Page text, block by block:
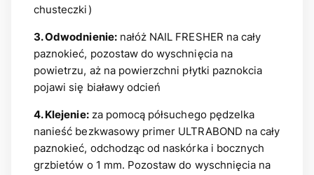
chusteczki)
3. Odwodnienie:nałóż NAIL FRESHER na cały
paznokieć, pozostaw do wyschnięcia na
powietrzu, aż na powierzchni płytki paznokcia
pojawi się białawy odcień
4. Klejenie:za pomocą półsuchego pędzelka
nanieść bezkwasowy primer ULTRABOND na cały
paznokieć, odchodząc od naskórka i bocznych
grzbietów o 1 mm. Pozostaw do wyschnięcia na